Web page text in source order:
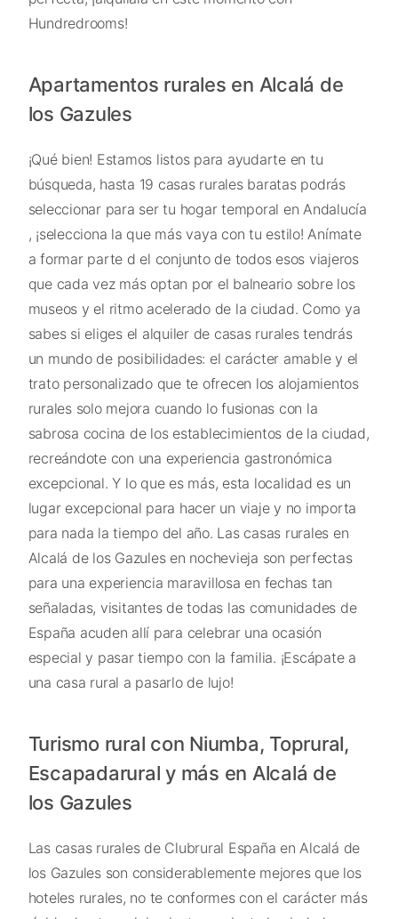
Hundredrooms!
Apartamentos rurales en Alcalá de
los Gazules
¡Qué bien! Estamos listos para ayudarte en tu
búsqueda, hasta 19 casas rurales baratas podrás
seleccionar para ser tu hogar temporal en Andalucía
, ¡selecciona la que más vaya con tu estilo! Anímate
a formar parte d el conjunto de todos esos viajeros
que cada vez más optan por el balneario sobre los
museos y el ritmo acelerado de la ciudad. Como ya
sabes si eliges el alquiler de casas rurales tendrás
un mundo de posibilidades: el carácter amable y el
trato personalizado que te ofrecen los alojamientos
rurales solo mejora cuando lo fusionas con la
sabrosa cocina de los establecimientos de la ciudad,
recreándote con una experiencia gastronómica
excepcional. Y lo que es más, esta localidad es un
lugar excepcional para hacer un viaje y no importa
para nada la tiempo del año. Las casas rurales en
Alcalá de los Gazules en nochevieja son perfectas
para una experiencia maravillosa en fechas tan
señaladas, visitantes de todas las comunidades de
España acuden allí para celebrar una ocasión
especial y pasar tiempo con la familia. ¡Escápate a
una casa rural a pasarlo de lujo!
Turismo rural con Niumba, Toprural,
Escapadarural y más en Alcalá de
los Gazules
Las casas rurales de Clubrural España en Alcalá de
los Gazules son considerablemente mejores que los
hoteles rurales, no te conformes con el carácter más